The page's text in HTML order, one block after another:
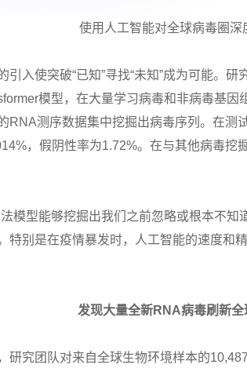
使用人工智能对全球病毒圈深
入使突破“已知”寻找“未知”成为可能。研
模型，在大量学习病毒和非病毒基
RNA测序数据集中挖掘出病毒序列。在测
，假阴性率为1.72%。在与其他病毒挖
型能够挖掘出我们之前忽略或根本不知
特别是在疫情暴发时，人工智能的速度和
发现大量全新RNA病毒刷新全
究团队对来自全球生物环境样本的